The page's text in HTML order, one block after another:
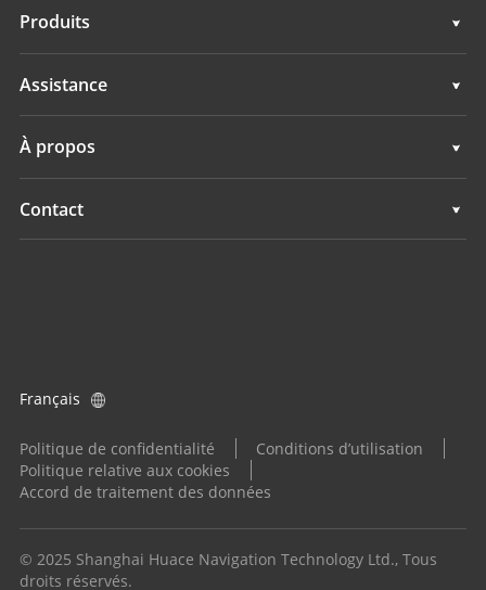
Solutions
Produits
Systèmes d'Autoguidage
Systèmes de Nivellement
Assistance
À propos
Contact
Politique de confidentialité
Conditions d’utilisation
Politique relative aux cookies
Accord de traitement des données
Français
© 2025 Shanghai Huace Navigation Technology Ltd., Tous
droits réservés.